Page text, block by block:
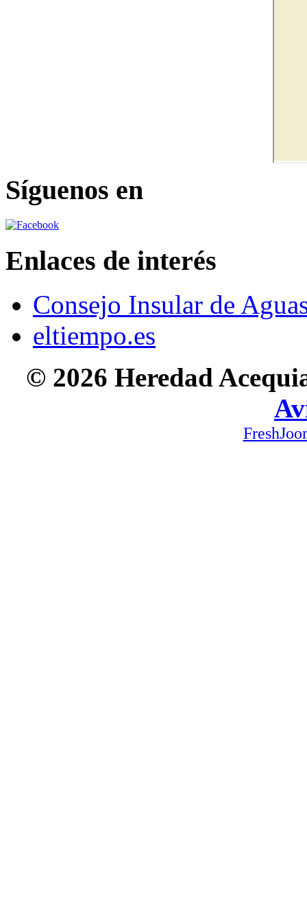
Síguenos en
Enlaces de interés
Consejo Insular de
eltiempo.es
© 2026 Heredad